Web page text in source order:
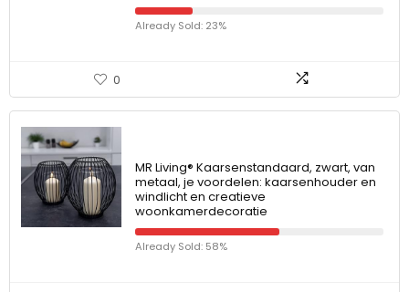
Already Sold: 23%
0
MR Living® Kaarsenstandaard, zwart, van
metaal, je voordelen: kaarsenhouder en
windlicht en creatieve
woonkamerdecoratie
Already Sold: 58%